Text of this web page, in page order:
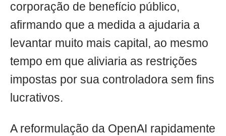
corporação de benefício público,
afirmando que a medida a ajudaria a
levantar muito mais capital, ao mesmo
tempo em que aliviaria as restrições
impostas por sua controladora sem fins
lucrativos.
A reformulação da OpenAI rapidamente